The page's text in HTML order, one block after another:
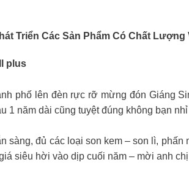
Triển Các Sản Phẩm Có Chất Lượng
plus
phố lên đèn rực rỡ mừng đón Giáng
1 năm dài cũng tuyệt đúng không bạn nhỉ
sàng, đủ các loại son kem – son lì,
siêu hời vào dịp cuối năm – mời anh